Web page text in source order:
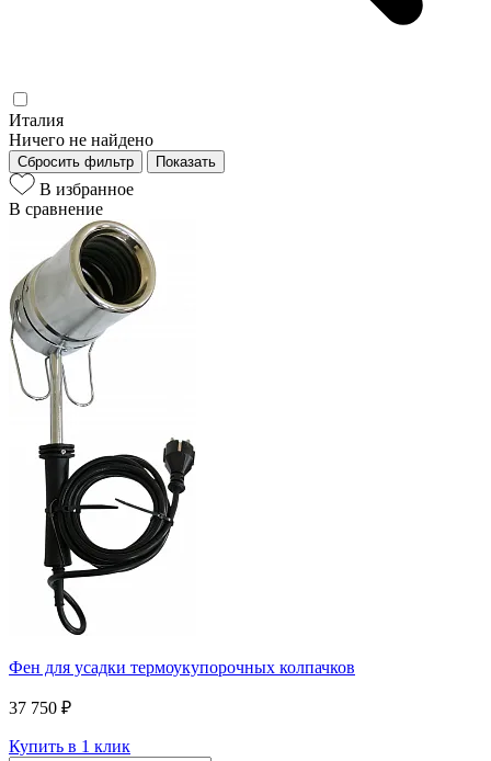
Италия
Ничего не найдено
Сбросить фильтр Показать
В избранное
В сравнение
Фен для усадки термоукупорочных колпачков
37 750 ₽
Купить в 1 клик